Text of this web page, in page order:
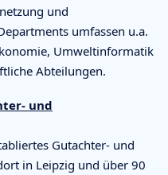
und
umfassen u.a.
Umweltinformatik
Abteilungen.
und
Gutachter- und
in Leipzig und über 90